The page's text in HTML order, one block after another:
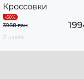
Кроссовки
3988 грн
3 цвета